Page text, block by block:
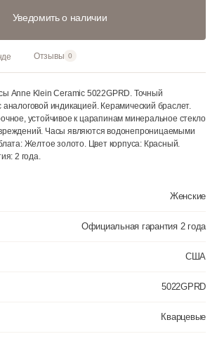
Уведомить о наличии
Отзывы 0
Anne Klein Ceramic 5022GPRD. Точный
индикацией. Керамический браслет.
устойчивое к царапинам минеральное стекло
Часы являются водонепроницаемыми
Желтое золото. Цвет корпуса: Красный.
2 года.
Женские
Официальная гарантия 2 года
США
5022GPRD
Кварцевые